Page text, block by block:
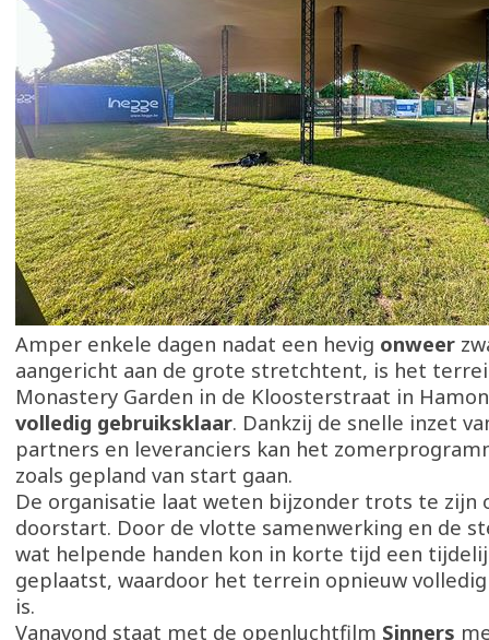
Amper enkele dagen nadat een hevig onweer
aangericht aan de grote stretchtent, is het
Monastery Garden in de Kloosterstraat in
volledig gebruiksklaar. Dankzij de snelle inzet
partners en leveranciers kan het
zoals gepland van start gaan.
De organisatie laat weten bijzonder trots te zijn
doorstart. Door de vlotte samenwerking en de
wat helpende handen kon in korte tijd een
geplaatst, waardoor het terrein opnieuw
is.
Vanavond staat met de openluchtfilm Sinners